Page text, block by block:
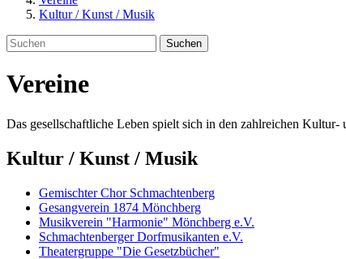
Kultur / Kunst / Musik
Suchen
Vereine
Das gesellschaftliche Leben spielt sich in den zahlreichen
Kultur / Kunst / Musik
Gemischter Chor Schmachtenberg
Gesangverein 1874 Mönchberg
Musikverein "Harmonie" Mönchberg e.V.
Schmachtenberger Dorfmusikanten e.V.
Theatergruppe "Die Gesetzbücher"